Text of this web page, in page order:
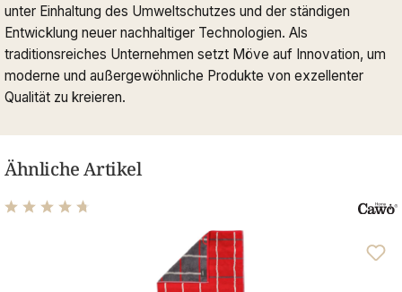
unter Einhaltung des Umweltschutzes und der ständigen
Entwicklung neuer nachhaltiger Technologien. Als
traditionsreiches Unternehmen setzt Möve auf Innovation, um
moderne und außergewöhnliche Produkte von exzellenter
Qualität zu kreieren.
Ähnliche Artikel
Durchschnittliche Bewertung von 4.67 von 5 Sternen